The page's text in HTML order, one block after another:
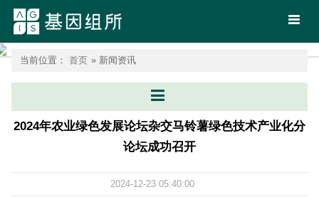
当前位置： 首页 » 新闻资讯
2024年农业绿色发展论坛杂交马铃薯绿色技术产业化分
论坛成功召开
2024-12-23 05:40:00